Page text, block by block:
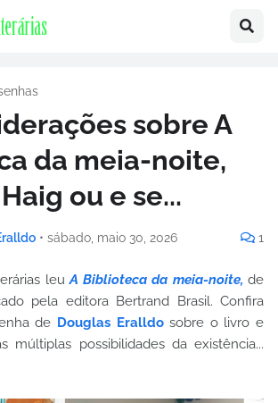
sobre A
da meia-noite,
ou e se...
• sábado, maio 30, 2026 1
leuA Biblioteca da meia-noite, de
pela editora Bertrand Brasil. Confira
de Douglas Eralldosobre o livro e
múltiplas possibilidades da existência...